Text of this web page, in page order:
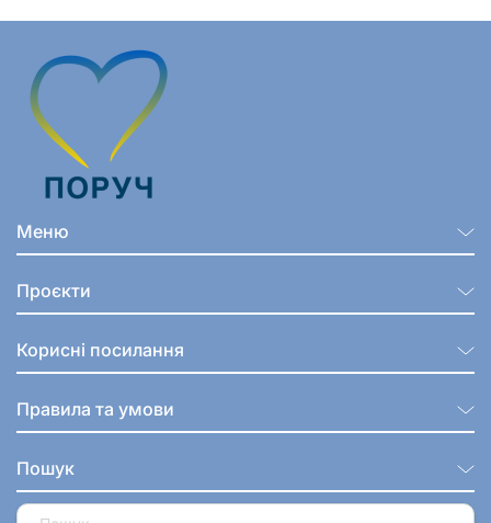
Меню
Проєкти
Корисні посилання
Правила та умови
Пошук